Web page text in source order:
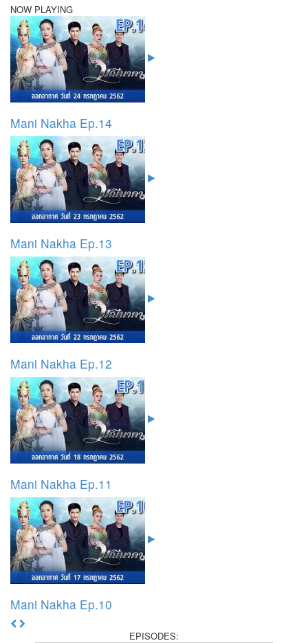
NOW PLAYING
Mani Nakha Ep.14
Mani Nakha Ep.13
Mani Nakha Ep.12
Mani Nakha Ep.11
Mani Nakha Ep.10
EPISODES: